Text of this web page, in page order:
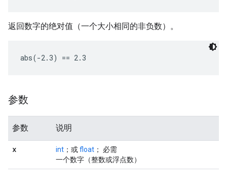
返回数字的绝对值（一个大小相同的非负数）。
abs(-2.3) == 2.3
参数
参数 说明
x int ；或float ； 必需
一个数字（整数或浮点数）